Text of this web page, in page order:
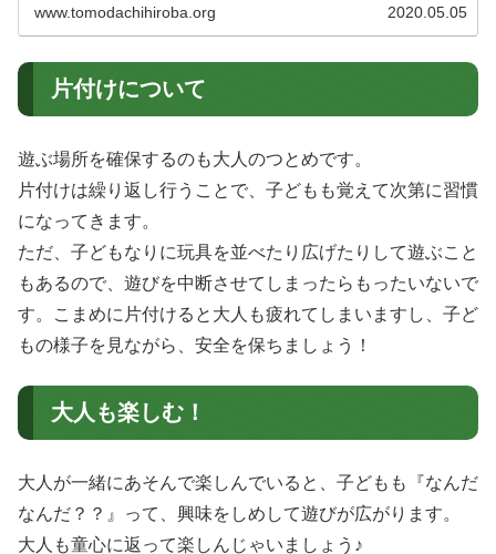
www.tomodachihiroba.org 2020.05.05
片付けについて
遊ぶ場所を確保するのも大人のつとめです。
片付けは繰り返し行うことで、子どもも覚えて次第に習慣
になってきます。
ただ、子どもなりに玩具を並べたり広げたりして遊ぶこと
もあるので、遊びを中断させてしまったらもったいないで
す。こまめに片付けると大人も疲れてしまいますし、子ど
もの様子を見ながら、安全を保ちましょう！
大人も楽しむ！
大人が一緒にあそんで楽しんでいると、子どもも『なんだ
なんだ？？』って、興味をしめして遊びが広がります。
大人も童心に返って楽しんじゃいましょう♪